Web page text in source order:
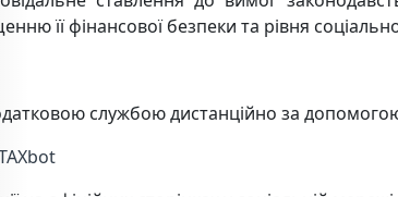
її фінансової безпеки та рівня
службою дистанційно за